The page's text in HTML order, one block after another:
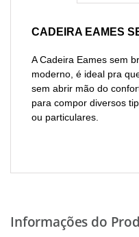
CADEIRA EAMES
A Cadeira Eames sem
moderno, é ideal pra
sem abrir mão do
para compor diversos
ou particulares.